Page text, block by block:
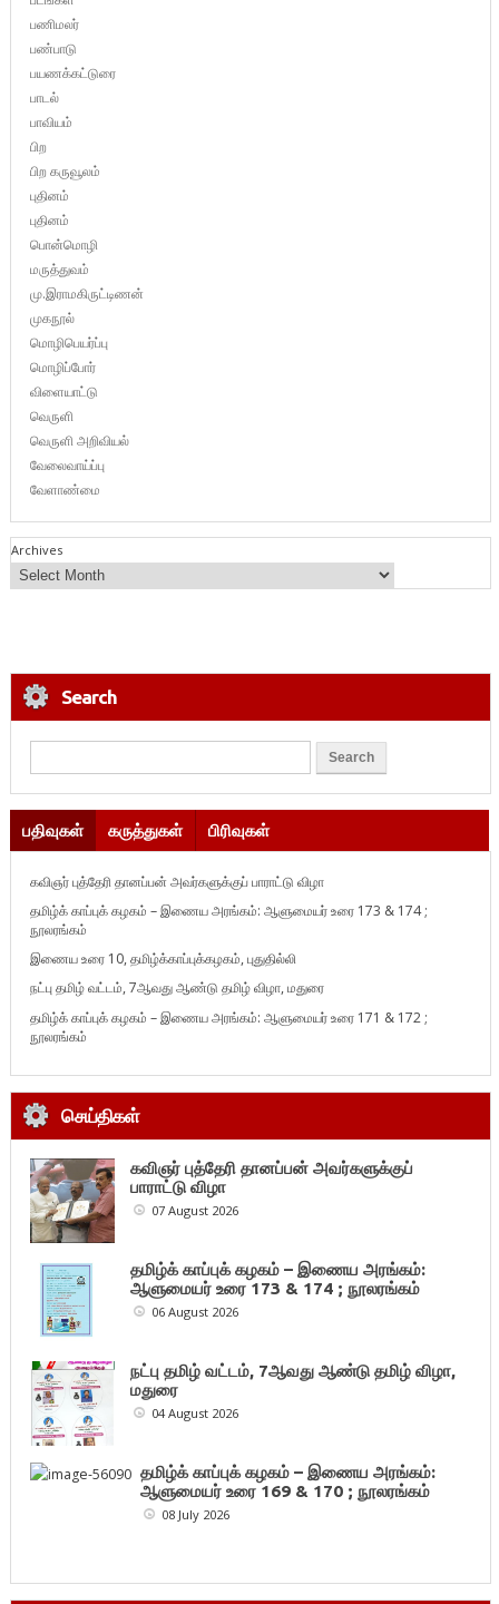
பணிமலர்
பண்பாடு
பயணக்கட்டுரை
பாடல்
பாவியம்
பிற
பிற கருவூலம்
புதினம்
புதினம்
பொன்மொழி
மருத்துவம்
மு.இராமகிருட்டிணன்
முகநூல்
மொழிபெயர்ப்பு
மொழிப்போர்
விளையாட்டு
வெருளி
வெருளி அறிவியல்
வேலைவாய்ப்பு
வேளாண்மை
Archives
Search
பதிவுகள் கருத்துகள் பிரிவுகள்
கவிஞர் புத்தேரி தானப்பன் அவர்களுக்குப் பாராட்டு விழா
தமிழ்க் காப்புக் கழகம் – இணைய அரங்கம்: ஆளுமையர் உரை 173 & 174 ;
நூலரங்கம்
இணைய உரை 10, தமிழ்க்காப்புக்கழகம், புதுதில்லி
நட்பு தமிழ் வட்டம், 7ஆவது ஆண்டு தமிழ் விழா, மதுரை
தமிழ்க் காப்புக் கழகம் – இணைய அரங்கம்: ஆளுமையர் உரை 171 & 172 ;
நூலரங்கம்
செய்திகள்
கவிஞர் புத்தேரி தானப்பன் அவர்களுக்குப்
பாராட்டு விழா
07 August 2026
தமிழ்க் காப்புக் கழகம் – இணைய அரங்கம்:
ஆளுமையர் உரை 173 & 174 ; நூலரங்கம்
06 August 2026
நட்பு தமிழ் வட்டம், 7ஆவது ஆண்டு தமிழ் விழா,
மதுரை
04 August 2026
தமிழ்க் காப்புக் கழகம் – இணைய அரங்கம்:
ஆளுமையர் உரை 169 & 170 ; நூலரங்கம்
08 July 2026